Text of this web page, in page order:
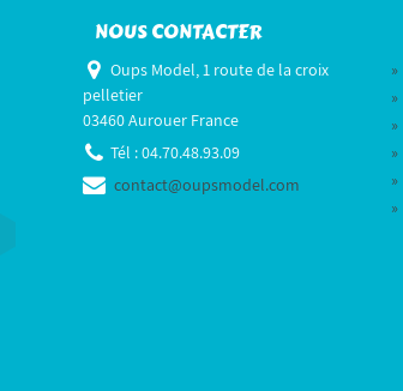
NOUS CONTACTER
Oups Model, 1 route de la croix
pelletier
03460 Aurouer France
Tél :04.70.48.93.09
contact@oupsmodel.com
»
»
»
»
»
»